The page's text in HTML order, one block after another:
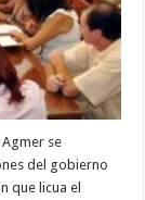
se
del gobierno
que licua el